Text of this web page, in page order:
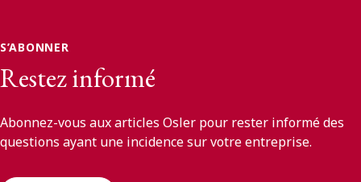
S’ABONNER
Restez informé
Abonnez-vous aux articles Osler pour rester informé des
questions ayant une incidence sur votre entreprise.